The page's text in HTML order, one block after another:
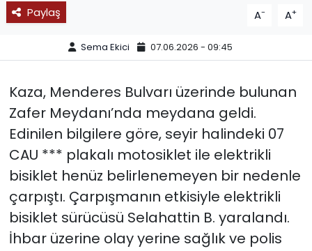
Paylaş A- A+
Sema Ekici 07.06.2026 - 09:45
Kaza, Menderes Bulvarı üzerinde bulunan
Zafer Meydanı’nda meydana geldi.
Edinilen bilgilere göre, seyir halindeki 07
CAU *** plakalı motosiklet ile elektrikli
bisiklet henüz belirlenemeyen bir nedenle
çarpıştı. Çarpışmanın etkisiyle elektrikli
bisiklet sürücüsü Selahattin B. yaralandı.
İhbar üzerine olay yerine sağlık ve polis